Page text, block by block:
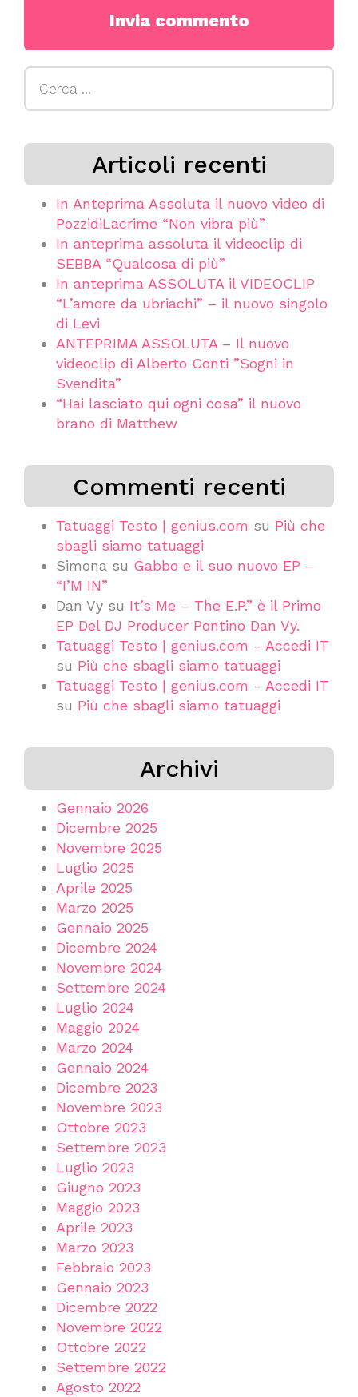
Articoli recenti
In Anteprima Assoluta il nuovo video di
PozzidiLacrime “Non vibra più”
In anteprima assoluta il videoclip di
SEBBA “Qualcosa di più”
In anteprima ASSOLUTA il VIDEOCLIP
“L’amore da ubriachi” – il nuovo singolo
di Levi
ANTEPRIMA ASSOLUTA – Il nuovo
videoclip di Alberto Conti ”Sogni in
Svendita”
“Hai lasciato qui ogni cosa” il nuovo
brano di Matthew
Commenti recenti
Tatuaggi Testo | genius.com su Più che
sbagli siamo tatuaggi
Simona su Gabbo e il suo nuovo EP –
“I’M IN”
Dan Vy su It’s Me – The E.P.” è il Primo
EP Del DJ Producer Pontino Dan Vy.
Tatuaggi Testo | genius.com - Accedi IT
su Più che sbagli siamo tatuaggi
Tatuaggi Testo | genius.com - Accedi IT
su Più che sbagli siamo tatuaggi
Archivi
Gennaio 2026
Dicembre 2025
Novembre 2025
Luglio 2025
Aprile 2025
Marzo 2025
Gennaio 2025
Dicembre 2024
Novembre 2024
Settembre 2024
Luglio 2024
Maggio 2024
Marzo 2024
Gennaio 2024
Dicembre 2023
Novembre 2023
Ottobre 2023
Settembre 2023
Luglio 2023
Giugno 2023
Maggio 2023
Aprile 2023
Marzo 2023
Febbraio 2023
Gennaio 2023
Dicembre 2022
Novembre 2022
Ottobre 2022
Settembre 2022
Agosto 2022